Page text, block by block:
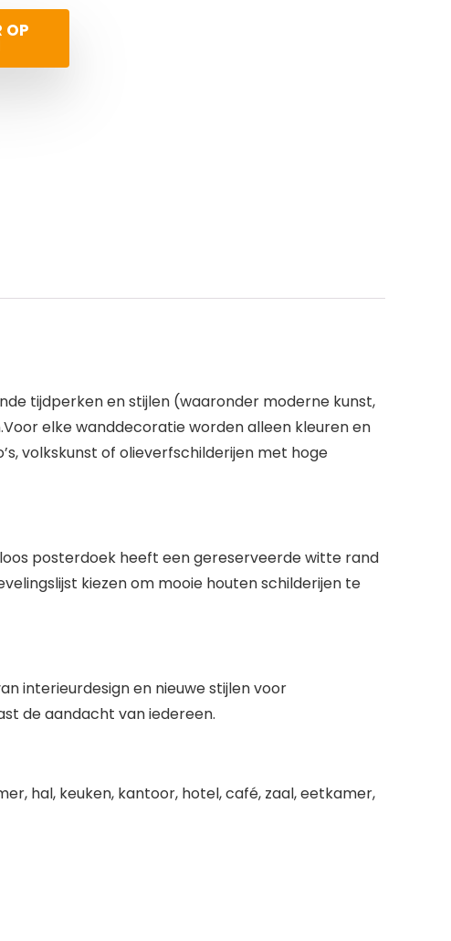
OP
tijdperken en stijlen (waaronder moderne kunst,
elke wanddecoratie worden alleen kleuren en
volkskunst of olieverfschilderijen met hoge
posterdoek heeft een gereserveerde witte rand
kiezen om mooie houten schilderijen te
interieurdesign en nieuwe stijlen voor
de aandacht van iedereen.
hal, keuken, kantoor, hotel, café, zaal, eetkamer,